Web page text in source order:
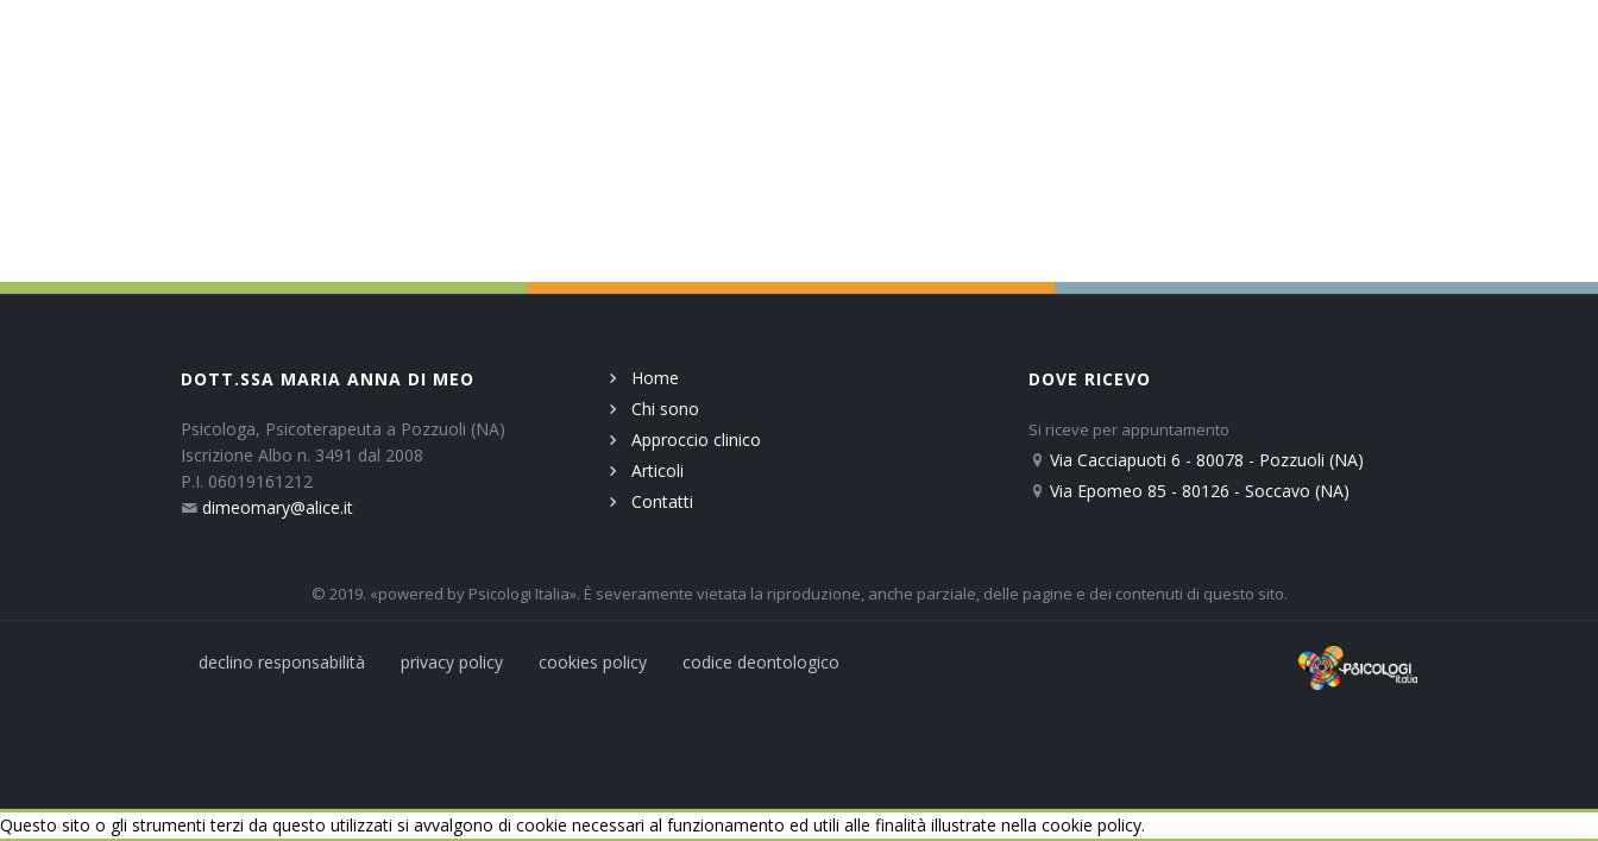
DOTT.SSA MARIA ANNA DI MEO
Psicologa, Psicoterapeuta a Pozzuoli (NA)
Iscrizione Albo n. 3491 dal 2008
P.I. 06019161212
dimeomary@alice.it
Home
Chi sono
Approccio clinico
Articoli
Contatti
DOVE RICEVO
Si riceve per appuntamento
Via Cacciapuoti 6 - 80078 - Pozzuoli (NA)
Via Epomeo 85 - 80126 - Soccavo (NA)
© 2019. «powered by Psicologi Italia». È severamente vietata la riproduzione, anche parziale, delle pagine e dei contenuti di questo sito.
declino responsabilità privacy policy cookies policy codice deontologico
Questo sito o gli strumenti terzi da questo utilizzati si avvalgono di cookie necessari al funzionamento ed utili alle finalità illustrate nella cookie policy.